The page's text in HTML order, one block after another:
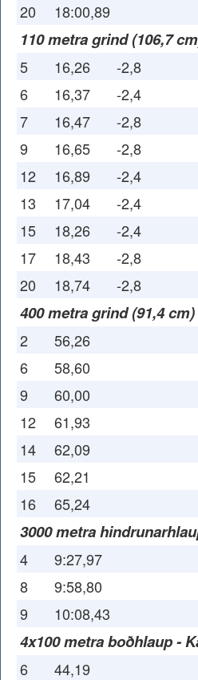
20 18:00,89
110 metra grind (106,7
5 16,26 -2,8
6 16,37 -2,4
7 16,47 -2,8
9 16,65 -2,8
12 16,89 -2,4
13 17,04 -2,4
15 18,26 -2,4
17 18,43 -2,8
20 18,74 -2,8
400 metra grind (91,4
2 56,26
6 58,60
9 60,00
12 61,93
14 62,09
15 62,21
16 65,24
3000 metra
4 9:27,97
8 9:58,80
9 10:08,43
4x100 metra boðhlaup -
6 44,19